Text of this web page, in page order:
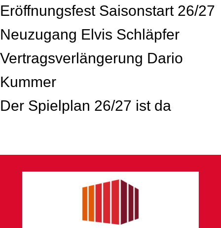
Eröffnungsfest Saisonstart 26/27
Neuzugang Elvis Schläpfer
Vertragsverlängerung Dario
Kummer
Der Spielplan 26/27 ist da